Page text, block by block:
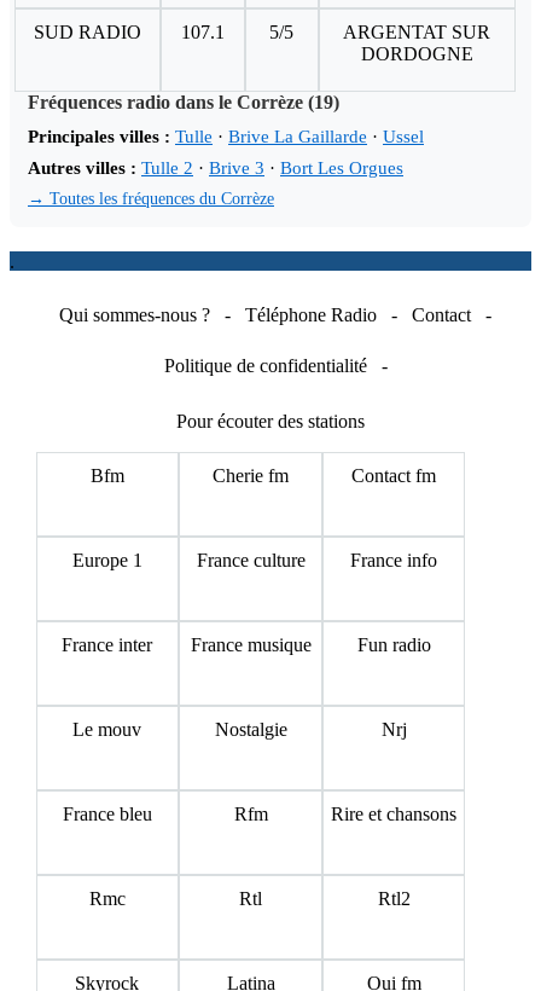
SUD RADIO 107.1 5/5
ARGENTAT SUR
DORDOGNE
Fréquences radio dans le Corrèze (19)
Principales villes : Tulle · Brive La Gaillarde · Ussel
Autres villes : Tulle 2 · Brive 3 · Bort Les Orgues
→ Toutes les fréquences du Corrèze
.
Qui sommes-nous ? - Téléphone Radio - Contact -
Politique de confidentialité -
Pour écouter des stations
Bfm Cherie fm Contact fm
Europe 1 France culture France info
France inter France musique Fun radio
Le mouv Nostalgie Nrj
France bleu Rfm Rire et chansons
Rmc Rtl Rtl2
Skyrock Latina Oui fm